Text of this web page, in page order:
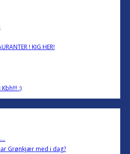
! KIG HER!
:)
Grønkjær med i dag?